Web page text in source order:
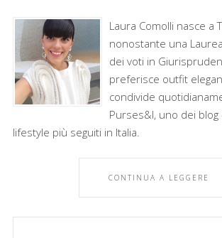
Laura Comolli nasce a
nonostante una
dei voti in
preferisce outfit
condivide
Purses&I, uno dei
lifestyle più seguiti in Italia.
CONTINUA A LEGGERE